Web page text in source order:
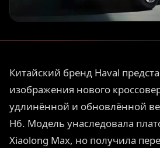
Китайский бренд Haval
изображения нового
удлинённой и обновлённой
H6. Модель унаследовала
Xiaolong Max, но получила